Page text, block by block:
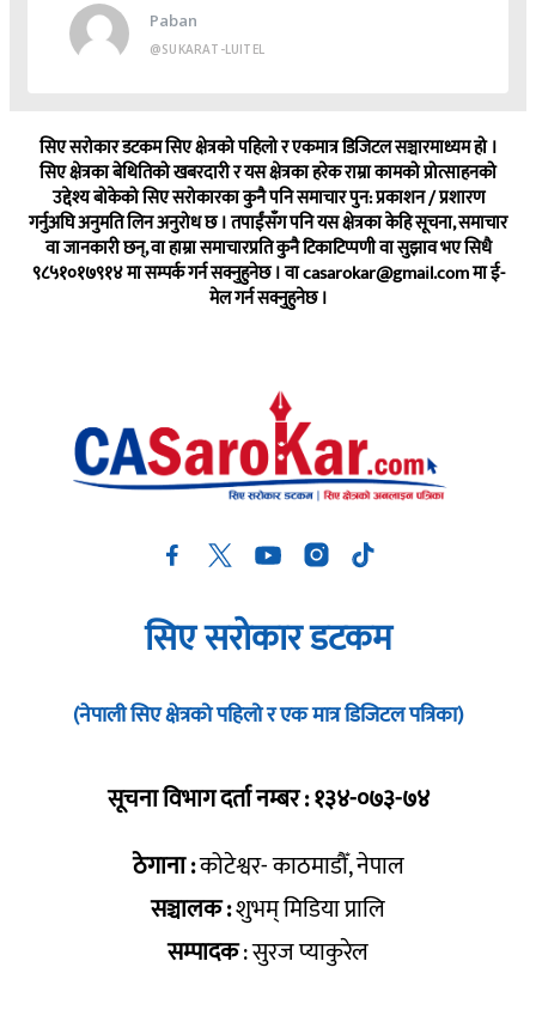
Paban
@SUKARAT-LUITEL
सिए सरोकार डटकम सिए क्षेत्रको पहिलो र एकमात्र डिजिटल सञ्चारमाध्यम हो ।
सिए क्षेत्रका बेथितिको खबरदारी र यस क्षेत्रका हरेक राम्रा कामको प्रोत्साहनको
उद्देश्य बोकेको सिए सरोकारका कुनै पनि समाचार पुन: प्रकाशन / प्रशारण
गर्नुअघि अनुमति लिन अनुरोध छ । तपाईंसँग पनि यस क्षेत्रका केहि सूचना, समाचार
वा जानकारी छन्, वा हाम्रा समाचारप्रति कुनै टिकाटिप्पणी वा सुझाव भए सिधै
९८५१०१७९१४ मा सम्पर्क गर्न सक्नुहुनेछ । वाcasarokar@gmail.comमा ई-
मेल गर्न सक्नुहुनेछ ।
सिए सरोकार डटकम
(नेपाली सिए क्षेत्रको पहिलो र एक मात्र डिजिटल पत्रिका)
सूचना विभाग दर्ता नम्बर : १३४-०७३-७४
ठेगाना :कोटेश्वर- काठमाडौँ, नेपाल
सञ्चालक :शुभम् मिडिया प्रालि
सम्पादक: सुरज प्याकुरेल